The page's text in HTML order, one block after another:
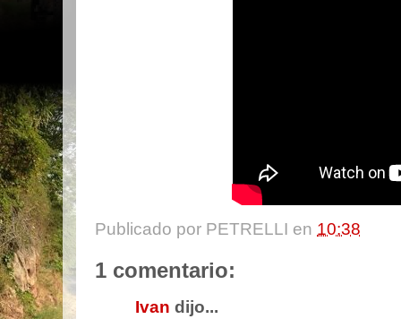
Publicado por PETRELLI en 10:38
1 comentario:
Ivan dijo...